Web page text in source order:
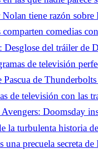
pasótiene razón sobre
exactamente por eso
comparten comedias
más
Desglose del tráiler de
X-Men, Capitán
de televisión
de la década de 2000
de Thunderbolts
en el tráiler de
de televisión con las
Doomsday
de Ant-Man
la turbulenta historia
una precuela secreta de